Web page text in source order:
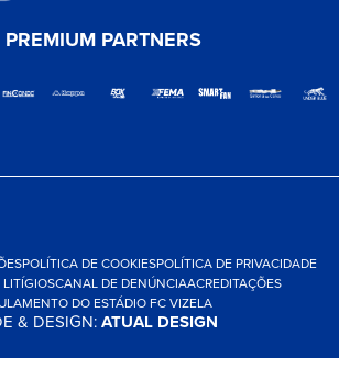
PREMIUM PARTNERS
POLÍTICA DE COOKIESPOLÍTICA DE PRIVACIDADE
CANAL DE DENÚNCIAACREDITAÇÕES
DO ESTÁDIO FC VIZELA
& DESIGN:ATUAL DESIGN